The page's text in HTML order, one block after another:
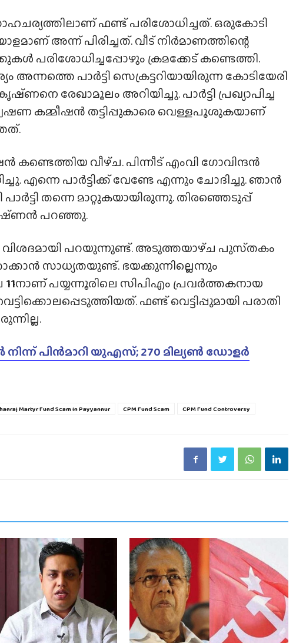
ഫണ്ട് പരിശോധിച്ചത്. ഒരുകോടി
അന്ന് പിരിച്ചത്. വീട് നിർമാണത്തിന്റെ
പരിശോധിച്ചപ്പോഴും ക്രമക്കേട് കണ്ടെത്തി.
അന്നത്തെ പാർട്ടി സെക്രട്ടറിയായിരുന്ന കോടിയേരി
രേഖാമൂലം അറിയിച്ചു. പാർട്ടി പ്രഖ്യാപിച്ച
കമ്മീഷൻ തട്ടിപ്പുകാരെ വെള്ളപൂശുകയാണ്
വീഴ്‌ച. പിന്നീട് എംവി ഗോവിന്ദൻ
എന്നെ പാർട്ടിക്ക് വേണ്ടേ എന്നും ചോദിച്ചു. ഞാൻ
തന്നെ മാറ്റുകയായിരുന്നു. തിരഞ്ഞെടുപ്പ്
പറഞ്ഞു.
പറയുന്നുണ്ട്. അടുത്തയാഴ്‌ച പുസ്‌തകം
സാധ്യതയുണ്ട്. ഭയക്കുന്നില്ലെന്നും
11നാണ് പയ്യന്നൂരിലെ സിപിഎം പ്രവർത്തകനായ
ഫണ്ട് വെട്ടിപ്പുമായി പരാതി
പിൻമാറി യുഎസ്; 270 മില്യൺ ഡോളർ
Martyr Fund Scam in Payyannur CPM Fund Scam CPM Fund Controversy